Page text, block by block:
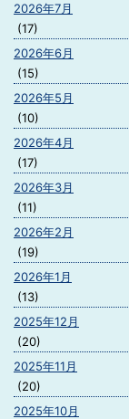
2026年7月
(17)
2026年6月
(15)
2026年5月
(10)
2026年4月
(17)
2026年3月
(11)
2026年2月
(19)
2026年1月
(13)
2025年12月
(20)
2025年11月
(20)
2025年10月